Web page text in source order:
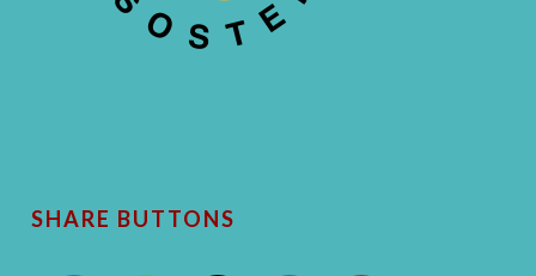
SHARE BUTTONS